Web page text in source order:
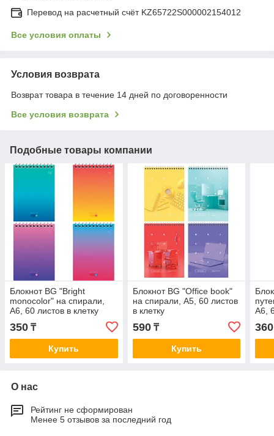
Перевод на расчетный счёт KZ65722S000002154012
Все условия оплаты
Условия возврата
Возврат товара в течение 14 дней по договоренности
Все условия возврата
Подобные товары компании
Блокнот BG "Bright
monocolor" на спирали,
А6, 60 листов в клетку
350 ₸
Купить
Блокнот BG "Office book"
на спирали, А5, 60 листов
в клетку
590₸
Купить
А6,
360
О нас
Рейтинг не сформирован
Менее 5 отзывов за последний год